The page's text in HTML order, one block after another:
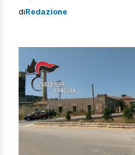
Giudiziaria di Siracusa, un
stata comminata una pena
diRedazione